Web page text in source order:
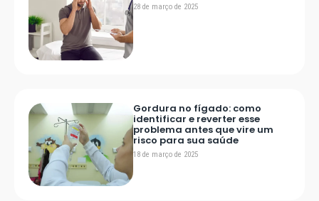
28 de março de 2025
Gordura no fígado: como
identificar e reverter esse
problema antes que vire um
risco para sua saúde
18 de março de 2025